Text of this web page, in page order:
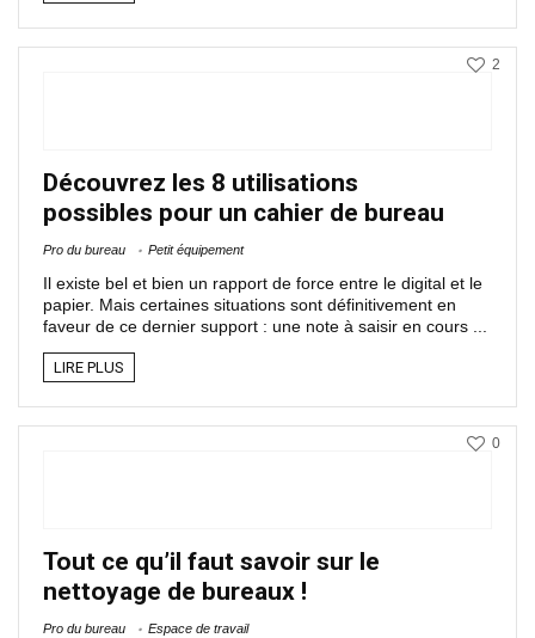
Découvrez les 8 utilisations
possibles pour un cahier de bureau
Pro du bureau Petit équipement
Il existe bel et bien un rapport de force entre le digital et le
papier. Mais certaines situations sont définitivement en
faveur de ce dernier support : une note à saisir en cours ...
LIRE PLUS
2
Tout ce qu’il faut savoir sur le
nettoyage de bureaux !
Pro du bureau Espace de travail
0